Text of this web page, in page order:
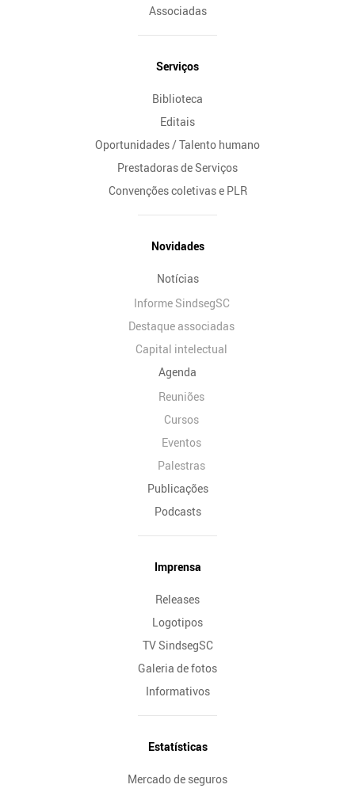
Associadas
Serviços
Biblioteca
Editais
Oportunidades / Talento humano
Prestadoras de Serviços
Convenções coletivas e PLR
Novidades
Notícias
Informe SindsegSC
Destaque associadas
Capital intelectual
Agenda
Reuniões
Cursos
Eventos
Palestras
Publicações
Podcasts
Imprensa
Releases
Logotipos
TV SindsegSC
Galeria de fotos
Informativos
Estatísticas
Mercado de seguros